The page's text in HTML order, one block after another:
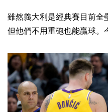
雖然義大利是經典賽目前全
但他們不用重砲也能贏球。